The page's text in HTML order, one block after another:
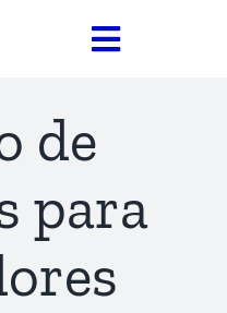
Toggle
SERVICIOS
Medidores
Válvulas
CONTÁCTANOS
de
para